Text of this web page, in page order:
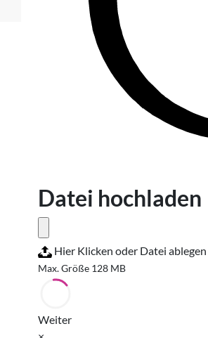
Datei hochladen
Hier Klicken oder Datei ablegen
Max. Größe 128 MB
Weiter